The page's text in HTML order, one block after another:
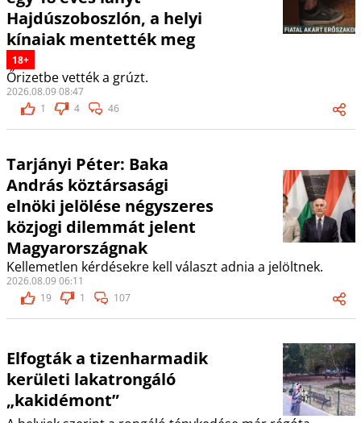
Hajdúszoboszlón, a helyi
kínaiak mentették meg
18+
Őrizetbe vették a grúzt.
2026.08.09 08:47
1
4 46
Tarjányi Péter: Baka
András köztársasági
elnöki jelölése négyszeres
közjogi dilemmát jelent
Magyarországnak
Kellemetlen kérdésekre kell választ adnia a jelöltnek.
2026.08.09 06:11
19
1 107
Elfogták a tizenharmadik
kerületi lakatrongáló
„kakidémont”